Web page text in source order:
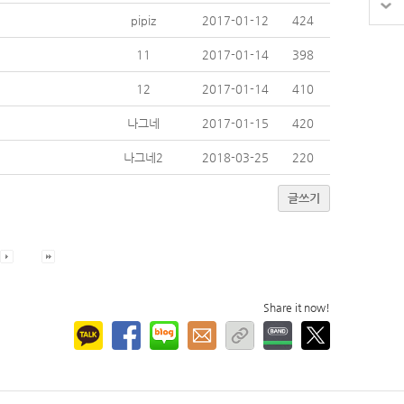
pipiz 2017-01-12 424
11 2017-01-14 398
12 2017-01-14 410
나그네 2017-01-15 420
나그네2 2018-03-25 220
글쓰기
Share it now!